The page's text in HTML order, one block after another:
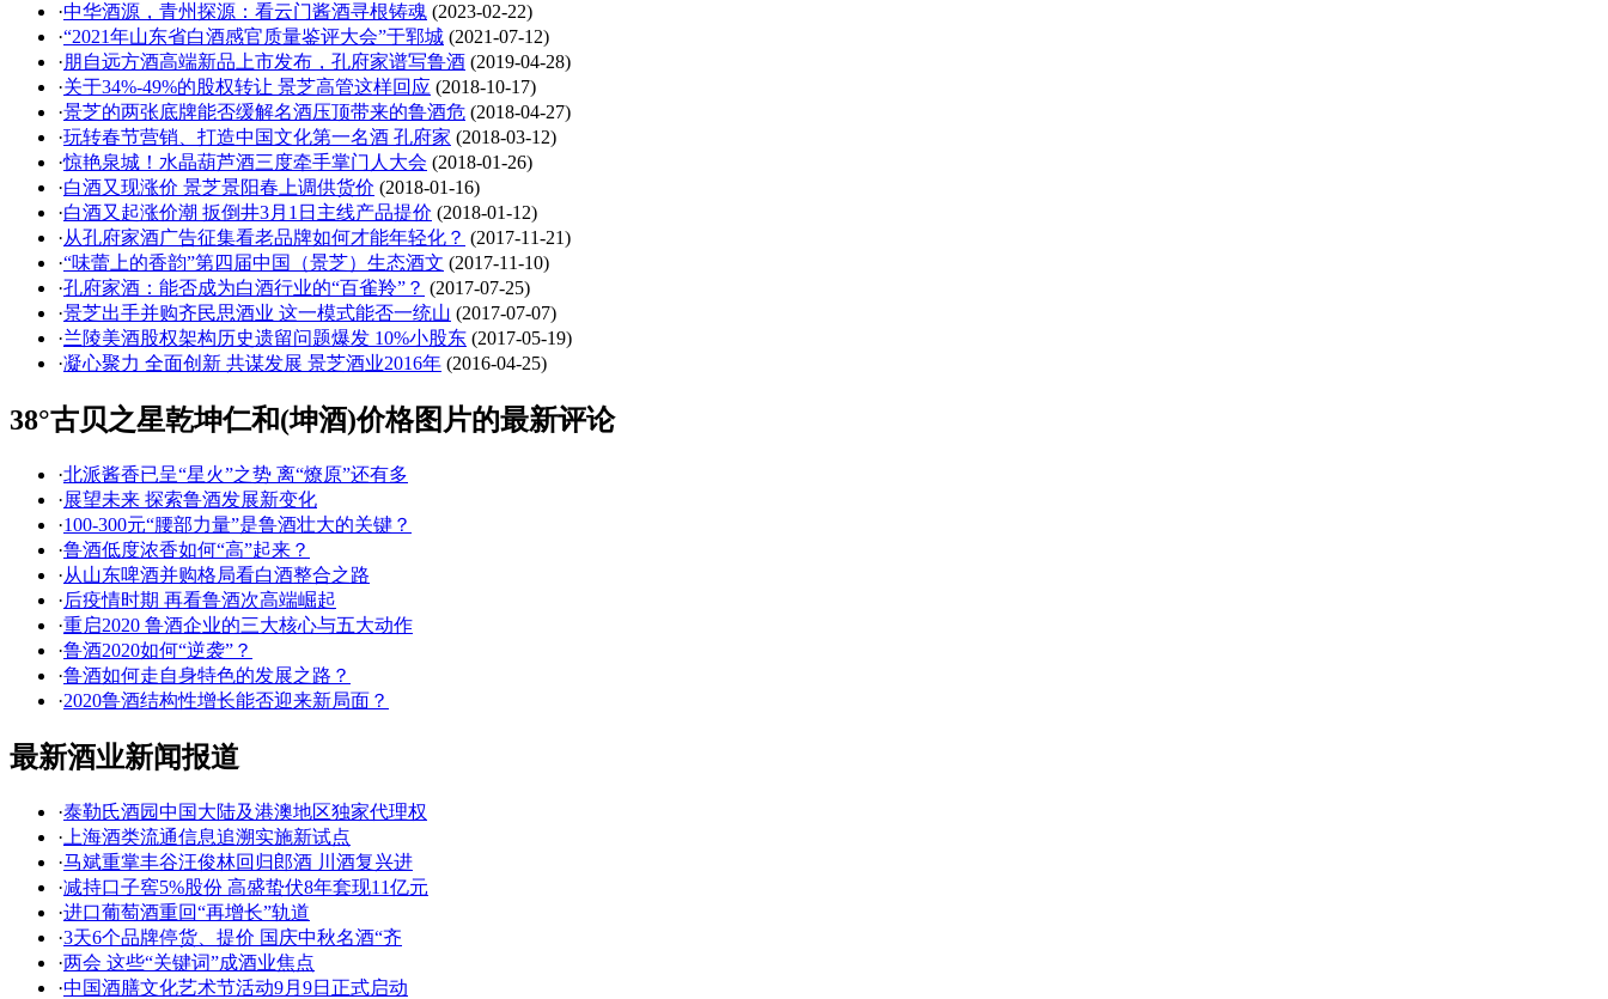
·中华酒源，青州探源：看云门酱酒寻根铸魂 (2023-02-22)
·“2021年山东省白酒感官质量鉴评大会”于郓城 (2021-07-12)
·朋自远方酒高端新品上市发布，孔府家谱写鲁酒 (2019-04-28)
·关于34%-49%的股权转让 景芝高管这样回应 (2018-10-17)
·景芝的两张底牌能否缓解名酒压顶带来的鲁酒危 (2018-04-27)
·玩转春节营销、打造中国文化第一名酒 孔府家 (2018-03-12)
·惊艳泉城！水晶葫芦酒三度牵手掌门人大会 (2018-01-26)
·白酒又现涨价 景芝景阳春上调供货价 (2018-01-16)
·白酒又起涨价潮 扳倒井3月1日主线产品提价 (2018-01-12)
·从孔府家酒广告征集看老品牌如何才能年轻化？ (2017-11-21)
·“味蕾上的香韵”第四届中国（景芝）生态酒文 (2017-11-10)
·孔府家酒：能否成为白酒行业的“百雀羚”？ (2017-07-25)
·景芝出手并购齐民思酒业 这一模式能否一统山 (2017-07-07)
·兰陵美酒股权架构历史遗留问题爆发 10%小股东 (2017-05-19)
·凝心聚力 全面创新 共谋发展 景芝酒业2016年 (2016-04-25)
38°古贝之星乾坤仁和(坤酒)价格图片的最新评论
·北派酱香已呈“星火”之势 离“燎原”还有多
·展望未来 探索鲁酒发展新变化
·100-300元“腰部力量”是鲁酒壮大的关键？
·鲁酒低度浓香如何“高”起来？
·从山东啤酒并购格局看白酒整合之路
·后疫情时期 再看鲁酒次高端崛起
·重启2020 鲁酒企业的三大核心与五大动作
·鲁酒2020如何“逆袭”？
·鲁酒如何走自身特色的发展之路？
·2020鲁酒结构性增长能否迎来新局面？
最新酒业新闻报道
·泰勒氏酒园中国大陆及港澳地区独家代理权
· 上海酒类流通信息追溯实施新试点
·马斌重掌丰谷汪俊林回归郎酒 川酒复兴进
·减持口子窖5%股份 高盛蛰伏8年套现11亿元
·进口葡萄酒重回“再增长”轨道
·3天6个品牌停货、提价 国庆中秋名酒“齐
·两会 这些“关键词”成酒业焦点
·中国酒膳文化艺术节活动9月9日正式启动